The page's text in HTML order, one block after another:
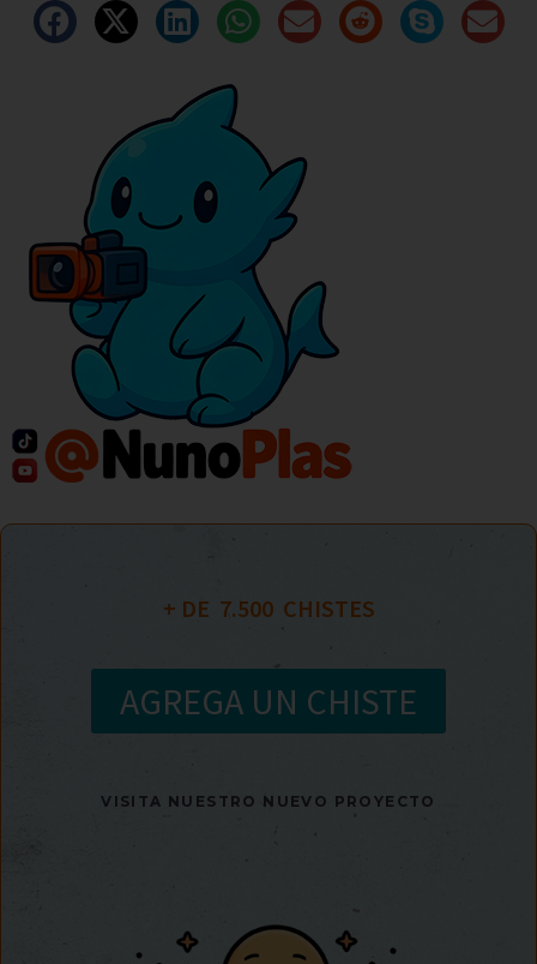
+ DE 7.500
  CHISTES
AGREGA UN CHISTE
VISITA NUESTRO NUEVO PROYECTO